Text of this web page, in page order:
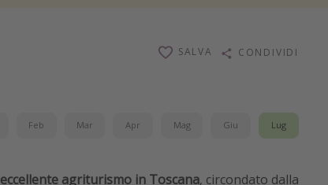
SALVA CONDIVIDI
Feb Mar Apr Mag Giu Lug
eccellente agriturismo in Toscana, circondato dalla